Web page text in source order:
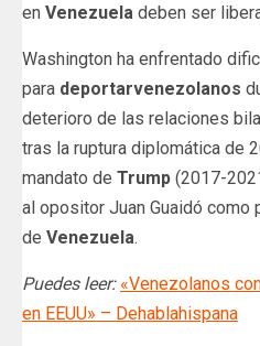
en Venezuela deben ser
Washington ha enfrentado
para deportarvenezolanos
deterioro de las relaciones
tras la ruptura diplomática de
mandato de Trump (2017-
al opositor Juan Guaidó
de Venezuela.
Puedes leer: «Venezolanos
en EEUU» – Dehablahispana